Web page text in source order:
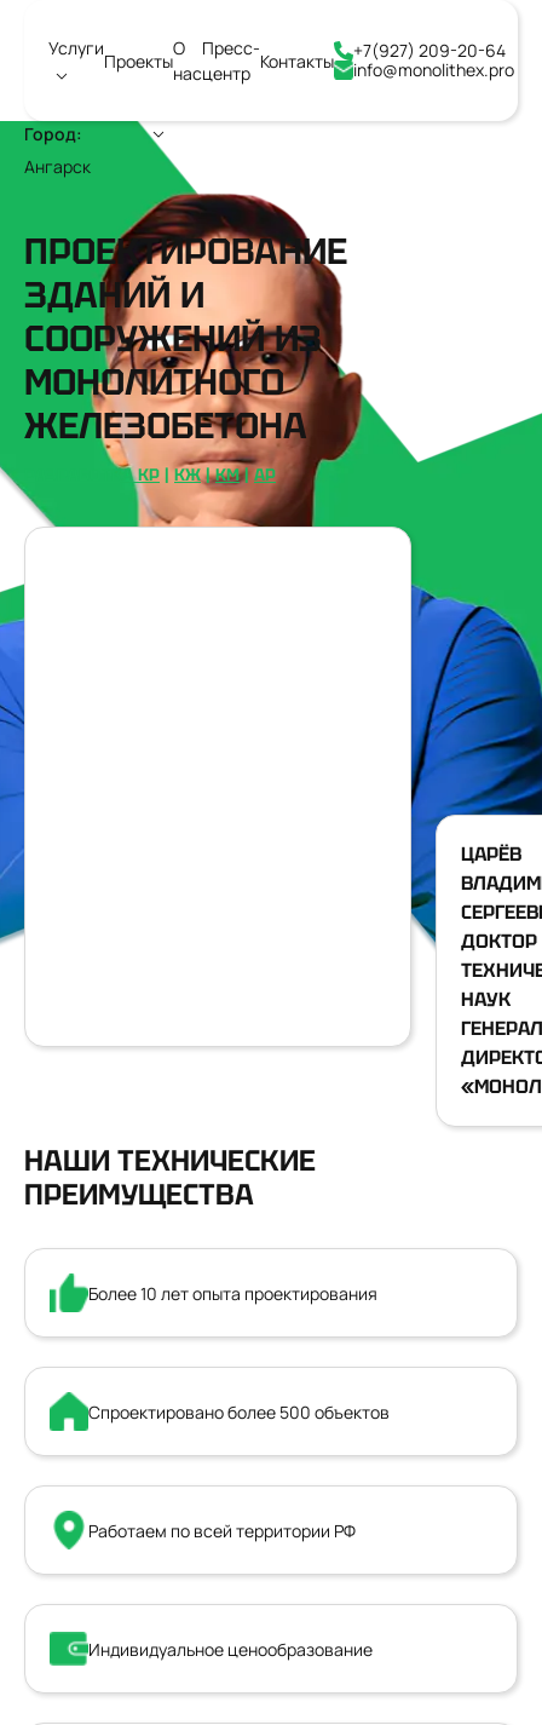
Город:
Ангарск
Услуги
Проекты
О
нас
Пресс-
центр
Контакты
+7(927) 209-20-64
info@monolithex.pro
ПРОЕКТИРОВАНИЕ
ЗДАНИЙ И
СООРУЖЕНИЙ ИЗ
МОНОЛИТНОГО
ЖЕЛЕЗОБЕТОНА
РАЗРАБОТКА КР | КЖ|КМ| АР
ЦАРЁВ
ДОКТОР
НАУК
НАШИ ТЕХНИЧЕСКИЕ
ПРЕИМУЩЕСТВА
Более 10 лет опыта проектирования
Спроектировано более 500 объектов
Работаем по всей территории РФ
Индивидуальное ценообразование